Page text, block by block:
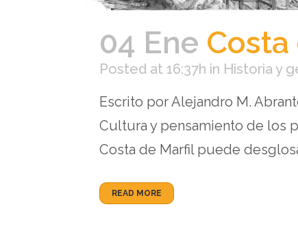
04 Ene
Posted at 16:37h in Historia y
Escrito por Alejandro M.
Cultura y pensamiento de los
Costa de Marfil puede
READ MORE